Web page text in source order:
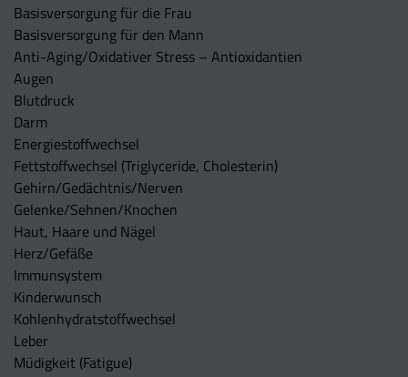
Basisversorgung für die Frau
Basisversorgung für den Mann
Anti-Aging/Oxidativer Stress – Antioxidantien
Augen
Blutdruck
Darm
Energiestoffwechsel
Fettstoffwechsel (Triglyceride, Cholesterin)
Gehirn/Gedächtnis/Nerven
Gelenke/Sehnen/Knochen
Haut, Haare und Nägel
Herz/Gefäße
Immunsystem
Kinderwunsch
Kohlenhydratstoffwechsel
Leber
Müdigkeit (Fatigue)